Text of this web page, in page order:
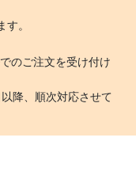
す。
のご注文を受け付け
降、順次対応させて